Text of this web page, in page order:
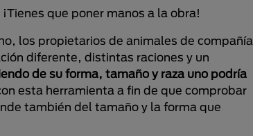
que poner manos a la obra!
los propietarios de animales de compañía
diferente, distintas raciones y un
de su forma, tamaño y raza uno podría
esta herramienta a fin de que comprobar
también del tamaño y la forma que